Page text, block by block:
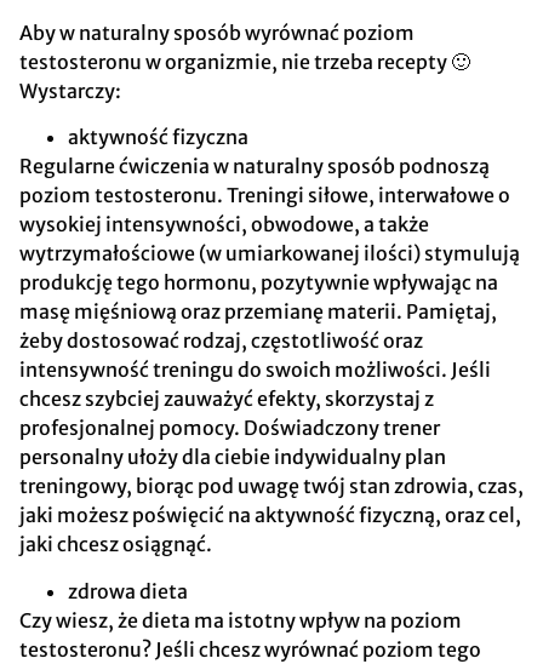
Aby w naturalny sposób wyrównać poziom
testosteronu w organizmie, nie trzeba recepty 🙂
Wystarczy:
aktywność fizyczna
Regularne ćwiczenia w naturalny sposób podnoszą
poziom testosteronu. Treningi siłowe, interwałowe o
wysokiej intensywności, obwodowe, a także
wytrzymałościowe (w umiarkowanej ilości) stymulują
produkcję tego hormonu, pozytywnie wpływając na
masę mięśniową oraz przemianę materii. Pamiętaj,
żeby dostosować rodzaj, częstotliwość oraz
intensywność treningu do swoich możliwości. Jeśli
chcesz szybciej zauważyć efekty, skorzystaj z
profesjonalnej pomocy. Doświadczony trener
personalny ułoży dla ciebie indywidualny plan
treningowy, biorąc pod uwagę twój stan zdrowia, czas,
jaki możesz poświęcić na aktywność fizyczną, oraz cel,
jaki chcesz osiągnąć.
zdrowa dieta
Czy wiesz, że dieta ma istotny wpływ na poziom
testosteronu? Jeśli chcesz wyrównać poziom tego